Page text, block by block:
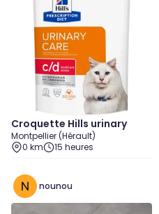
Croquette Hills urinary
Montpellier (Hérault)
0 km
15 heures
nounou